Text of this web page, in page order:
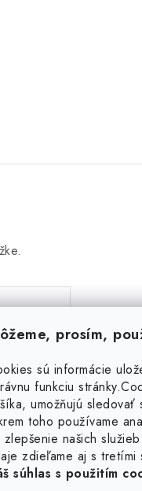
prosím,
sú informácie
funkciu stránky.
umožňujú sledovať
toho používame
zlepšenie našich
zdieľame aj s tretími
súhlas s použitím